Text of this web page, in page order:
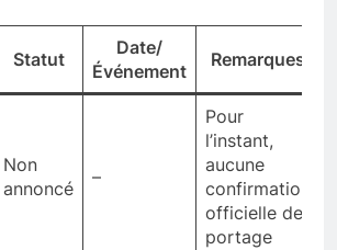
Statut
Date/
Événement
Remarques
Non
annoncé
–
Pour
l’instant,
aucune
confirmation
officielle de
portage